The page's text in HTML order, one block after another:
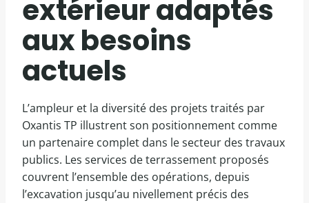
extérieur adaptés
aux besoins
actuels
L’ampleur et la diversité des projets traités par
Oxantis TP illustrent son positionnement comme
un partenaire complet dans le secteur des travaux
publics. Les services de terrassement proposés
couvrent l’ensemble des opérations, depuis
l’excavation jusqu’au nivellement précis des